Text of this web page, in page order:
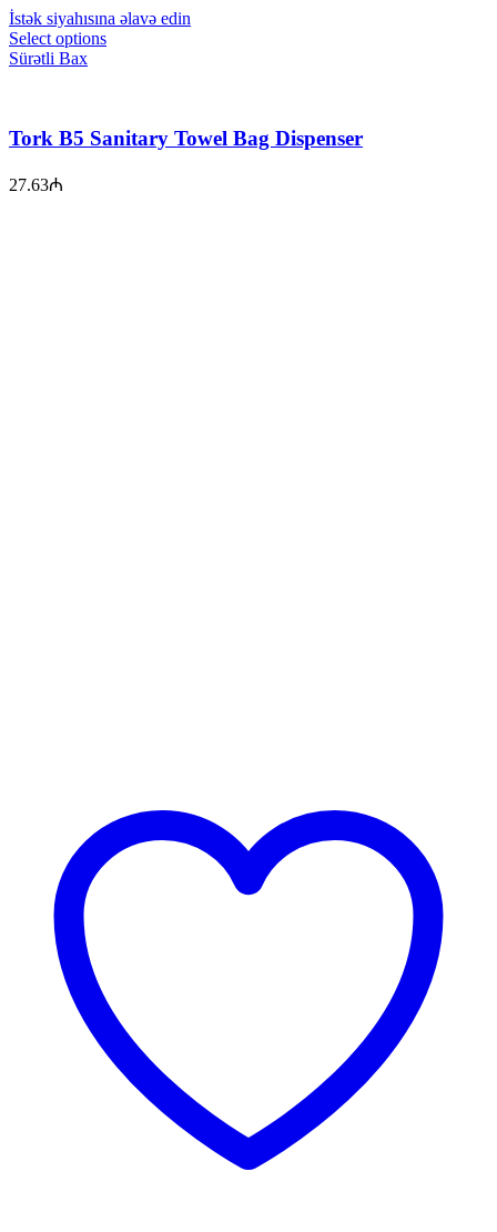
İstək siyahısına əlavə edin
Select options
Sürətli Bax
Tork B5 Sanitary Towel Bag Dispenser
27.63₼